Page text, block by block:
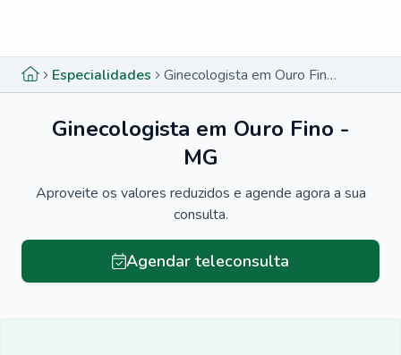
Especialidades Ginecologista em Ouro Fino - MG
Ginecologista em Ouro Fino -
MG
Aproveite os valores reduzidos e agende agora a sua
consulta.
Agendar teleconsulta